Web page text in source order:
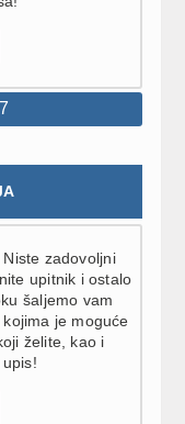
zadovoljni
upitnik i ostalo
šaljemo vam
je moguće
želite, kao i